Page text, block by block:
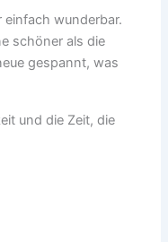
wunderbar.
schöner als die
gespannt, was
und die Zeit, die